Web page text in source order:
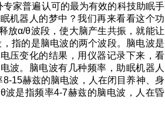
专家普遍认可的最为有效的科技助眠手
机器人的梦中？我们再来看看这个功
放α/θ波段，使大脑产生共振，就能让
指的是脑电波的两个波段。脑电波是
压变化的结果，用仪器记录下来，看
波。脑电波有几种频率，助眠机器人
15赫兹的脑电波，人在闭目养神、身
波是指频率4-7赫兹的脑电波，人在昏